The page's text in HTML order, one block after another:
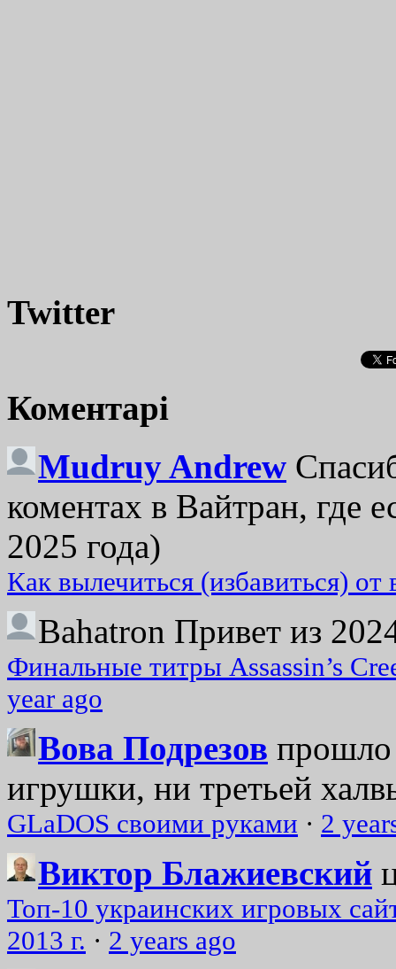
Twitter
Коментарі
Mudruy Andrew
коментах в Вайтран, где
2025 года)
Как вылечиться (избавиться)
Bahatron Привет из
Финальные титры Assassin’s
year ago
Вова Подрезов прошло
игрушки, ни третьей
GLaDOS своими руками · 2
Виктор Блажиевский
Топ-10 украинских игровых
2013 г. · 2 years ago